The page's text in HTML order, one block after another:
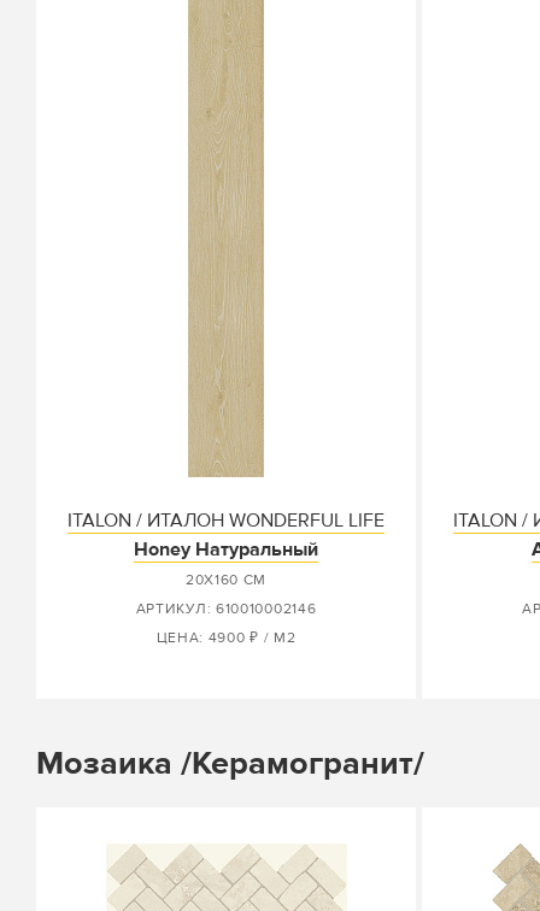
ITALON / ИТАЛОН WONDERFUL LIFE
Honey Натуральный
20Х160 СМ
АРТИКУЛ: 610010002146
ЦЕНА: 4900 ₽ / М2
ITALON /
Мозаика /Керамогранит/